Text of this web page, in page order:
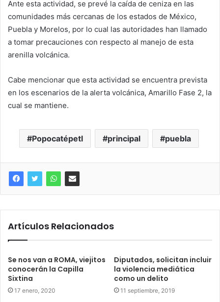
Ante esta actividad, se prevé la caída de ceniza en las
comunidades más cercanas de los estados de México,
Puebla y Morelos, por lo cual las autoridades han llamado
a tomar precauciones con respecto al manejo de esta
arenilla volcánica.
Cabe mencionar que esta actividad se encuentra prevista
en los escenarios de la alerta volcánica, Amarillo Fase 2, la
cual se mantiene.
Popocatépetl principal puebla
Artículos Relacionados
Se nos van a ROMA, viejitos
conocerán la Capilla
Sixtina
17 enero, 2020
Diputados, solicitan incluir
la violencia mediática
como un delito
11 septiembre, 2019